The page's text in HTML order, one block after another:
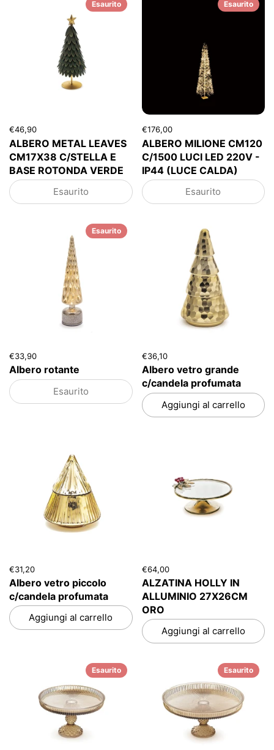
€46,90
ALBERO METAL LEAVES
CM17X38 C/STELLA E
BASE ROTONDA VERDE
Esaurito
Esaurito
€176,00
ALBERO MILIONE CM120
C/1500 LUCI LED 220V -
IP44 (LUCE CALDA)
Esaurito
Esaurito
€33,90
Albero rotante
Esaurito
Esaurito
€36,10
Albero vetro grande
c/candela profumata
Aggiungi al carrello
€31,20
Albero vetro piccolo
c/candela profumata
Aggiungi al carrello
€64,00
ALZATINA HOLLY IN
ALLUMINIO 27X26CM
ORO
Aggiungi al carrello
Esaurito Esaurito